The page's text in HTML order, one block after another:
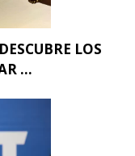
LOS
...